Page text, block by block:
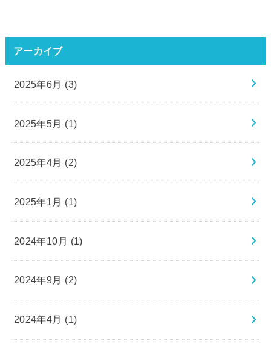
アーカイブ
2025年6月 (3)
2025年5月 (1)
2025年4月 (2)
2025年1月 (1)
2024年10月 (1)
2024年9月 (2)
2024年4月 (1)